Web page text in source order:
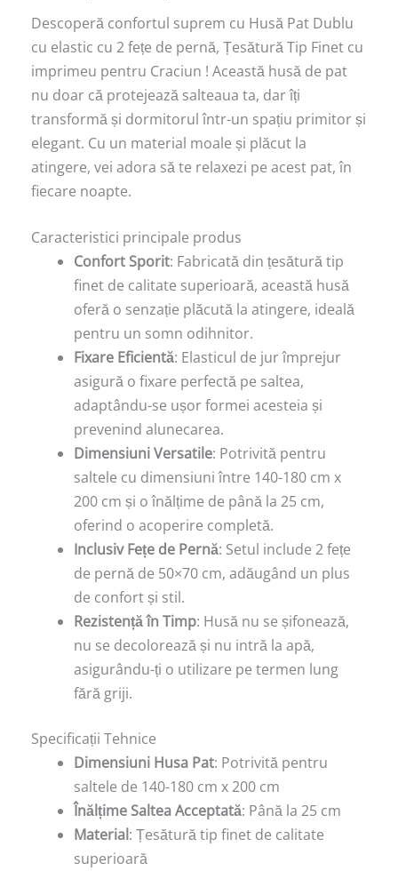
Descoperă confortul suprem cu Husă Pat Dublu
cu elastic cu 2 fețe de pernă, Țesătură Tip Finet cu
imprimeu pentru Craciun ! Această husă de pat
nu doar că protejează salteaua ta, dar îți
transformă și dormitorul într-un spațiu primitor și
elegant. Cu un material moale și plăcut la
atingere, vei adora să te relaxezi pe acest pat, în
fiecare noapte.
Caracteristici principale produs
Confort Sporit: Fabricată din țesătură tip
finet de calitate superioară, această husă
oferă o senzație plăcută la atingere, ideală
pentru un somn odihnitor.
Fixare Eficientă: Elasticul de jur împrejur
asigură o fixare perfectă pe saltea,
adaptându-se ușor formei acesteia și
prevenind alunecarea.
Dimensiuni Versatile: Potrivită pentru
saltele cu dimensiuni între 140-180 cm x
200 cm și o înălțime de până la 25 cm,
oferind o acoperire completă.
Inclusiv Fețe de Pernă: Setul include 2 fețe
de pernă de 50×70 cm, adăugând un plus
de confort și stil.
Rezistență în Timp: Husă nu se șifonează,
nu se decolorează și nu intră la apă,
asigurându-ți o utilizare pe termen lung
fără griji.
Specificații Tehnice
Dimensiuni Husa Pat: Potrivită pentru
saltele de 140-180 cm x 200 cm
Înălțime Saltea Acceptată: Până la 25 cm
Material: Țesătură tip finet de calitate
superioară